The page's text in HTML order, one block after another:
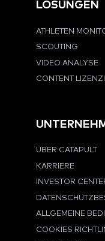
LÖSUNGEN
ATHLETEN
SCOUTING
VIDEO ANALYSE
CONTENT
ÜBER CATAPULT
KARRIERE
INVESTOR
ALLGEMEINE
COOKIES